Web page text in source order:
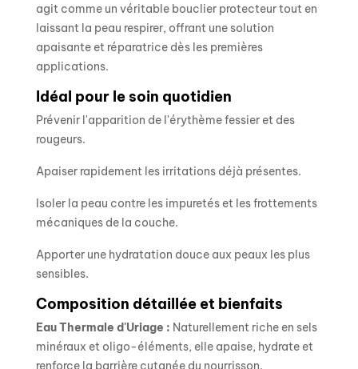
agit comme un véritable bouclier protecteur tout en
laissant la peau respirer, offrant une solution
apaisante et réparatrice dès les premières
applications.
Idéal pour le soin quotidien
Prévenir l'apparition de l'érythème fessier et des
rougeurs.
Apaiser rapidement les irritations déjà présentes.
Isoler la peau contre les impuretés et les frottements
mécaniques de la couche.
Apporter une hydratation douce aux peaux les plus
sensibles.
Composition détaillée et bienfaits
Eau Thermale d'Uriage : Naturellement riche en sels
minéraux et oligo-éléments, elle apaise, hydrate et
renforce la barrière cutanée du nourrisson.